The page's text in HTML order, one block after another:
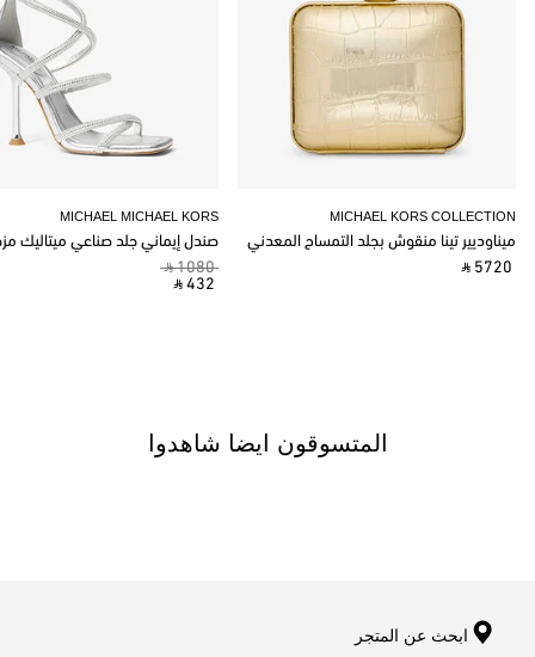
MICHAEL MICHAEL KORS
صندل إيماني جلد صناعي ميتاليك
‎ ⃁ 1080 ‎
‎ ⃁ 432 ‎
MICHAEL KORS COLLECTION
ميناوديير تينا منقوش بجلد التمساح المعدني
‎ ⃁ 5720 ‎
المتسوقون ايضا شاهدوا
ابحث عن المتجر